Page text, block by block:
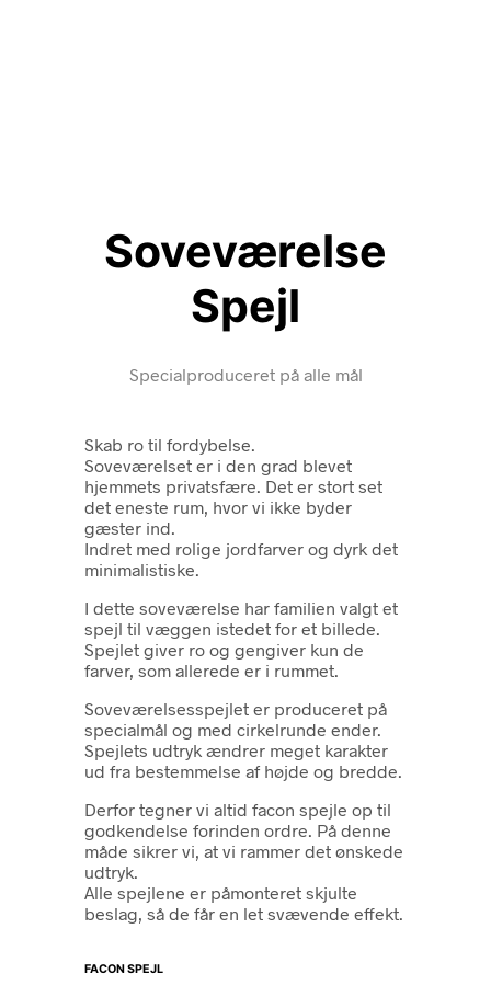
Soveværelse
Spejl
Specialproduceret på alle mål
Skab ro til fordybelse.
Soveværelset er i den grad blevet
hjemmets privatsfære. Det er stort set
det eneste rum, hvor vi ikke byder
gæster ind.
Indret med rolige jordfarver og dyrk det
minimalistiske.
I dette soveværelse har familien valgt et
spejl til væggen istedet for et billede.
Spejlet giver ro og gengiver kun de
farver, som allerede er i rummet.
Soveværelsesspejlet er produceret på
specialmål og med cirkelrunde ender.
Spejlets udtryk ændrer meget karakter
ud fra bestemmelse af højde og bredde.
Derfor tegner vi altid facon spejle op til
godkendelse forinden ordre. På denne
måde sikrer vi, at vi rammer det ønskede
udtryk.
Alle spejlene er påmonteret skjulte
beslag, så de får en let svævende effekt.
FACON SPEJL